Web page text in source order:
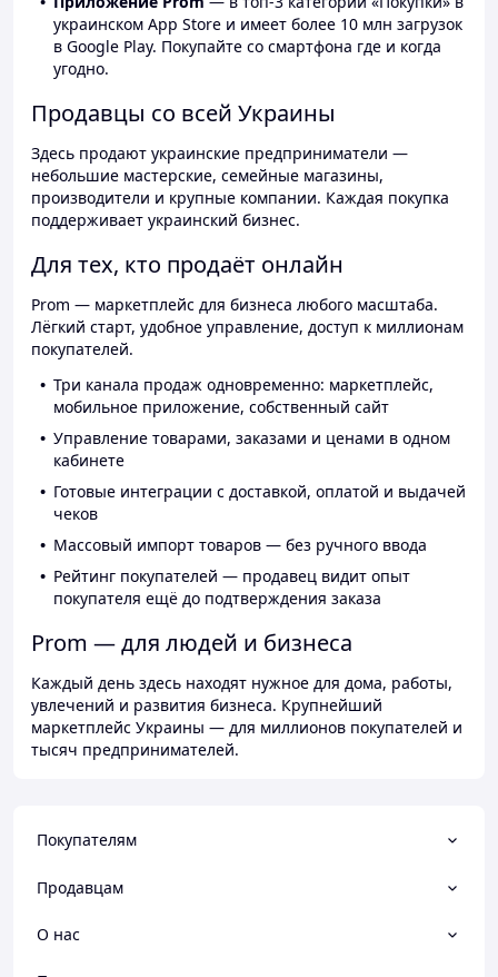
украинском App Store и имеет более 10 млн загрузок
в Google Play. Покупайте со смартфона где и когда
угодно.
Продавцы со всей Украины
Здесь продают украинские предприниматели —
небольшие мастерские, семейные магазины,
производители и крупные компании. Каждая покупка
поддерживает украинский бизнес.
Для тех, кто продаёт онлайн
Prom — маркетплейс для бизнеса любого масштаба.
Лёгкий старт, удобное управление, доступ к миллионам
покупателей.
Три канала продаж одновременно: маркетплейс,
мобильное приложение, собственный сайт
Управление товарами, заказами и ценами в одном
кабинете
Готовые интеграции с доставкой, оплатой и выдачей
чеков
Массовый импорт товаров — без ручного ввода
Рейтинг покупателей — продавец видит опыт
покупателя ещё до подтверждения заказа
Prom — для людей и бизнеса
Каждый день здесь находят нужное для дома, работы,
увлечений и развития бизнеса. Крупнейший
маркетплейс Украины — для миллионов покупателей и
тысяч предпринимателей.
Покупателям
Продавцам
О нас